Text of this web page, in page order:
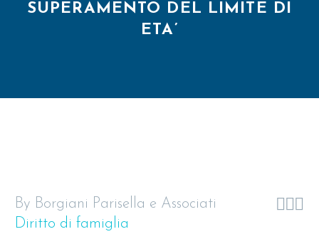
SUPERAMENTO DEL LIMITE DI
ETA’

By Borgiani Parisella e Associati
Diritto di famiglia